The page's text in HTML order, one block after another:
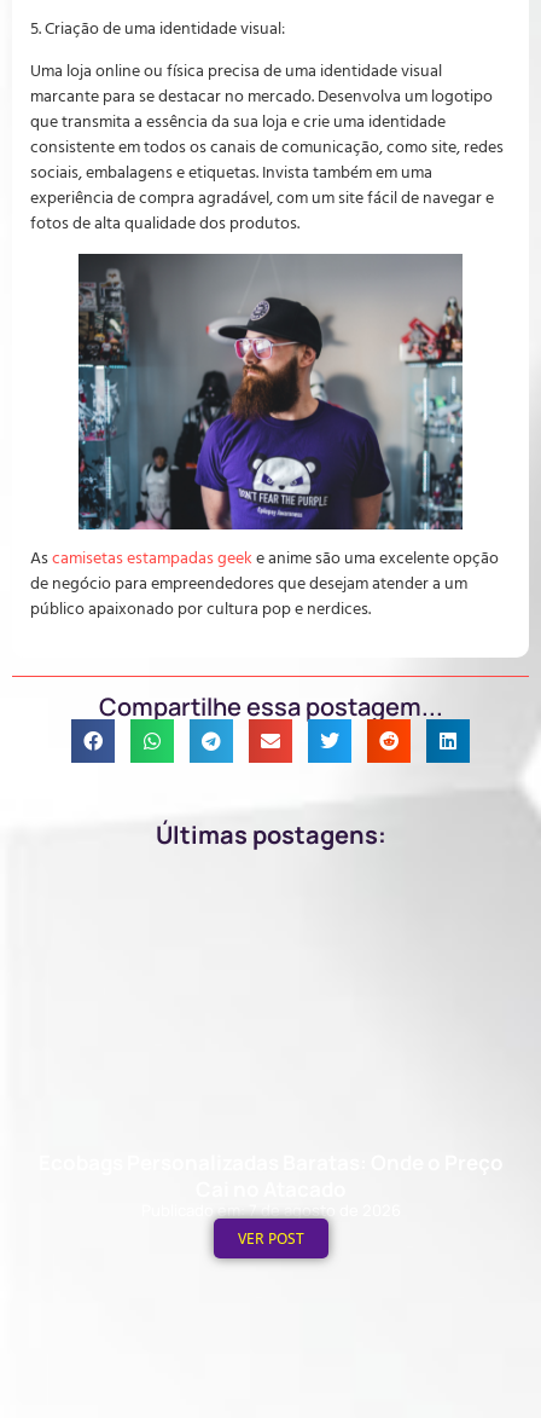
5. Criação de uma identidade visual:
Uma loja online ou física precisa de uma identidade visual
marcante para se destacar no mercado. Desenvolva um logotipo
que transmita a essência da sua loja e crie uma identidade
consistente em todos os canais de comunicação, como site, redes
sociais, embalagens e etiquetas. Invista também em uma
experiência de compra agradável, com um site fácil de navegar e
fotos de alta qualidade dos produtos.
Ascamisetas estampadas geek e anime são uma excelente opção
de negócio para empreendedores que desejam atender a um
público apaixonado por cultura pop e nerdices.
Compartilhe essa postagem...
Últimas postagens:
Publicado em: 7 de agosto de 2026
VER POST